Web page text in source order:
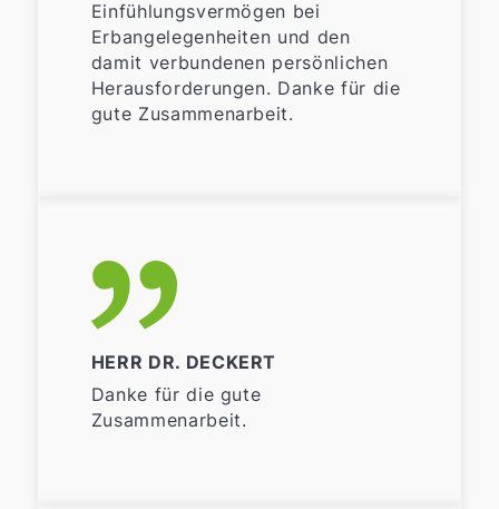
Einfühlungsvermögen bei
Erbangelegenheiten und den
damit verbundenen persönlichen
Herausforderungen. Danke für die
gute Zusammenarbeit.
HERR DR. DECKERT
Danke für die gute
Zusammenarbeit.